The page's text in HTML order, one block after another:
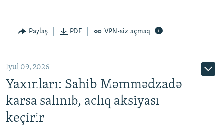
Paylaş PDF VPN-siz açmaq
İyul 09, 2026
Yaxınları: Sahib Məmmədzadə
karsa salınıb, aclıq aksiyası
keçirir